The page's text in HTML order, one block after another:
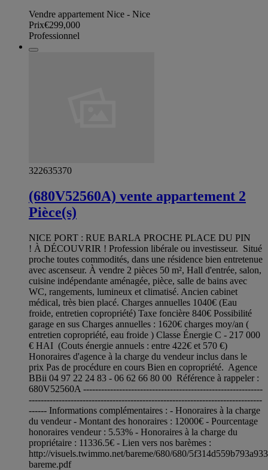
Vendre appartement Nice - Nice
Prix€299,000
Professionnel
322635370
(680V52560A) vente appartement 2
Pièce(s)
NICE PORT : RUE BARLA PROCHE PLACE DU PIN
! À DÉCOUVRIR ! Profession libérale ou investisseur. Situé
proche toutes commodités, dans une résidence bien entretenue
avec ascenseur. À vendre 2 pièces 50 m², Hall d'entrée, salon,
cuisine indépendante aménagée, pièce, salle de bains avec
WC, rangements, lumineux et climatisé. Ancien cabinet
médical, très bien placé. Charges annuelles 1040€ (Eau
froide, entretien copropriété) Taxe foncière 840€ Possibilité
garage en sus Charges annuelles : 1620€ charges moy/an (
entretien copropriété, eau froide ) Classe Énergie C - 217 000
€ HAI (Couts énergie annuels : entre 422€ et 570 €)
Honoraires d'agence à la charge du vendeur inclus dans le
prix Pas de procédure en cours Bien en copropriété. Agence
BBii 04 97 22 24 83 - 06 62 66 80 00 Référence à rappeler :
680V52560A ------------------------------------------------------------
------------------------------------------------------------------------------
------ Informations complémentaires : - Honoraires à la charge
du vendeur - Montant des honoraires : 12000€ - Pourcentage
honoraires vendeur : 5.53% - Honoraires à la charge du
propriétaire : 11336.5€ - Lien vers nos barèmes :
http://visuels.twimmo.net/bareme/680/680/
bareme.pdf